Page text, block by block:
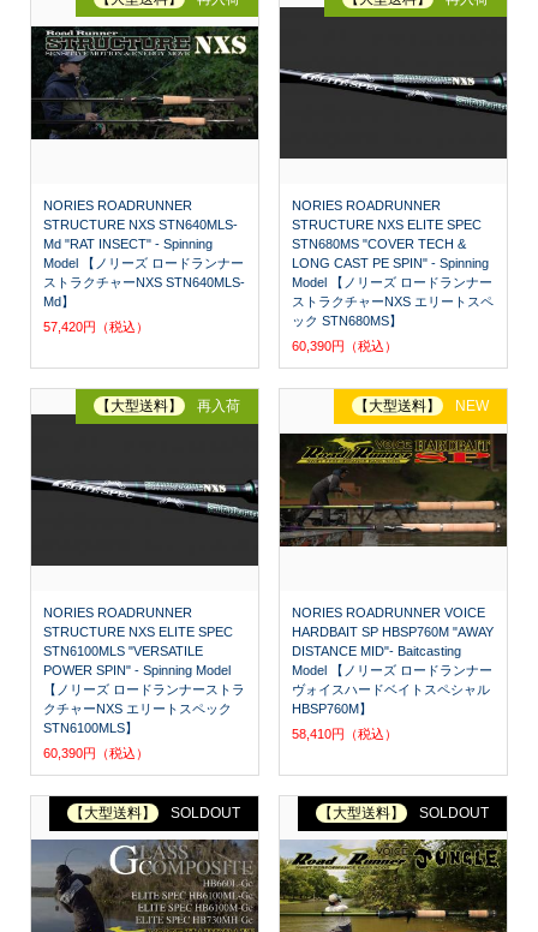
NORIES ROADRUNNER
STRUCTURE NXS STN640MLS-
Md "RAT INSECT" - Spinning
Model 【ノリーズ ロードランナー
ストラクチャーNXS STN640MLS-
Md】
57,420円（税込）
NORIES ROADRUNNER
STRUCTURE NXS ELITE SPEC
STN680MS "COVER TECH &
LONG CAST PE SPIN" - Spinning
Model 【ノリーズ ロードランナー
ストラクチャーNXS エリートスペ
ック STN680MS】
60,390円（税込）
NORIES ROADRUNNER
STRUCTURE NXS ELITE SPEC
STN6100MLS "VERSATILE
POWER SPIN" - Spinning Model
【ノリーズ ロードランナーストラ
クチャーNXS エリートスペック
STN6100MLS】
60,390円（税込）
【大型送料】 再入荷
NORIES ROADRUNNER VOICE
HARDBAIT SP HBSP760M "AWAY
DISTANCE MID"- Baitcasting
Model 【ノリーズ ロードランナー
ヴォイスハードベイトスペシャル
HBSP760M】
58,410円（税込）
【大型送料】 NEW
【大型送料】 SOLDOUT 【大型送料】 SOLDOUT